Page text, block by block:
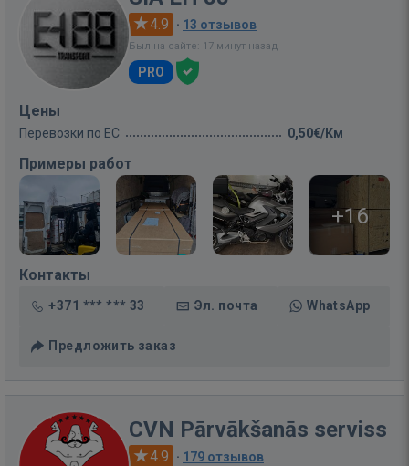
4.9 · 13 отзывов
Был на сайте: 17 минут назад
PRO
Цены
Перевозки по ЕС 0,50€/Км
Примеры работ
+16
Контакты
+371 *** *** 33 Эл. почта WhatsApp
Предложить заказ
CVN Pārvākšanās serviss
4.9 · 179 отзывов